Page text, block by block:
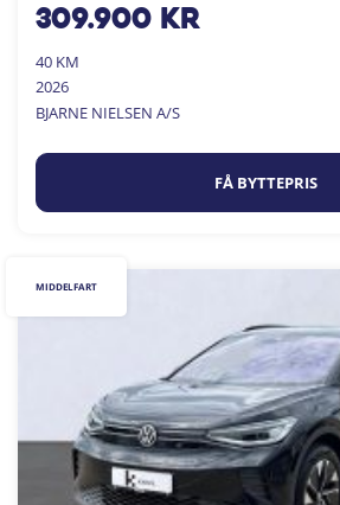
309.900kr
40 KM
2026
BJARNE NIELSEN A/S
FÅ BYTTEPRIS
MIDDELFART